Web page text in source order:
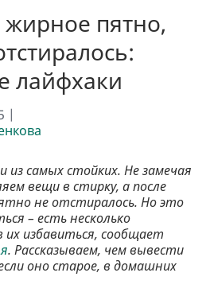
жирное пятно,
лайфхаки
|
самых стойких. Не замечая
вещи в стирку, а после
не отстиралось. Но это
– есть несколько
их избавиться, сообщает
. Рассказываем, чем вывести
оно старое, в домашних